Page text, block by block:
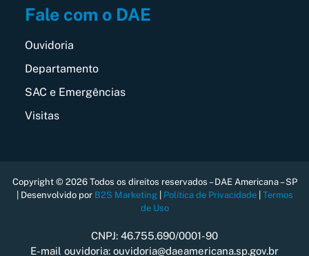
Fale com o DAE
Ouvidoria
Departamento
SAC e Emergências
Visitas
Copyright © 2026 Todos os direitos reservados – DAE Americana – SP
| Desenvolvido por B2S Marketing| Política de Privacidade| Termos
de Uso
CNPJ: 46.755.690/0001-90
E-mail ouvidoria: ouvidoria@daeamericana.sp.gov.br